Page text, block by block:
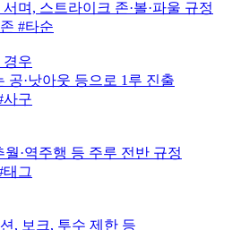
며, 스트라이크 존·볼·파울 규정
#타순
경우
공·낫아웃 등으로 1루 진출
사구
월·역주행 등 주루 전반 규정
태그
, 보크, 투수 제한 등